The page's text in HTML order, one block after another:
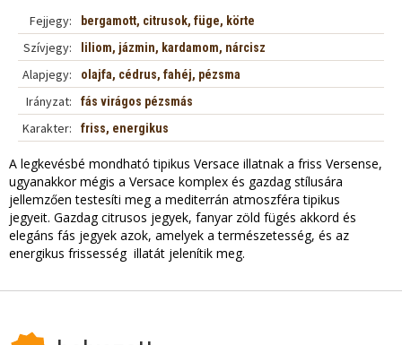
Fejjegy: bergamott, citrusok, füge, körte
Szívjegy: liliom, jázmin, kardamom, nárcisz
Alapjegy: olajfa, cédrus, fahéj, pézsma
Irányzat: fás virágos pézsmás
Karakter: friss, energikus
A legkevésbé mondható tipikus Versace illatnak a friss Versense,
ugyanakkor mégis a Versace komplex és gazdag stílusára
jellemzően testesíti meg a mediterrán atmoszféra tipikus
jegyeit. Gazdag citrusos jegyek, fanyar zöld fügés akkord és
elegáns fás jegyek azok, amelyek a természetesség, és az
energikus frissesség illatát jelenítik meg.